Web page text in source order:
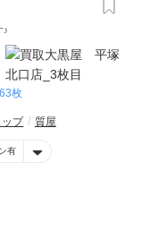
♪
枚
プ 質屋
有